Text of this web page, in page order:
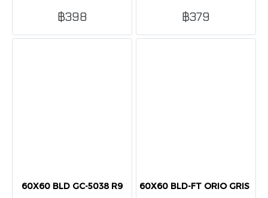
NERO ผิวด้าน เรียบหรู
ทนทาน เหมาะกับพื้นและผนัง
ภายในบ้าน
฿398
แผ่น/กล่อง ปูได้ 1.44 ตาราง
เมตร
฿379
60X60 BLD GC-5038 R9
60X60 BLD-FT ORIO GRIS